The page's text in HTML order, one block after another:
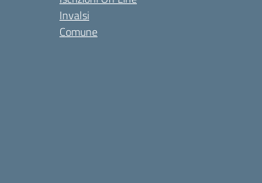
Invalsi
Comune